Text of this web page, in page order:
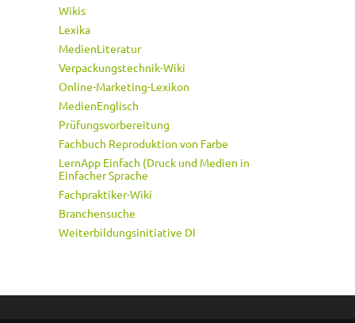
Wikis
Lexika
MedienLiteratur
Verpackungstechnik-Wiki
Online-Marketing-Lexikon
MedienEnglisch
Prüfungsvorbereitung
Fachbuch Reproduktion von Farbe
LernApp Einfach (Druck und Medien in
Einfacher Sprache
Fachpraktiker-Wiki
Branchensuche
Weiterbildungsinitiative DI